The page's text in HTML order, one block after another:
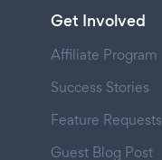
Get Involved
Affiliate Program
Success Stories
Feature Requests
Guest Blog Post